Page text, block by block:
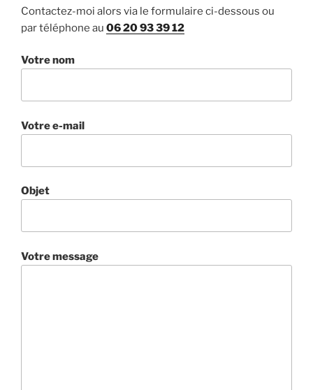
Contactez-moi alors via le formulaire ci-dessous ou
par téléphone au 06 20 93 39 12
Votre nom
Votre e-mail
Objet
Votre message